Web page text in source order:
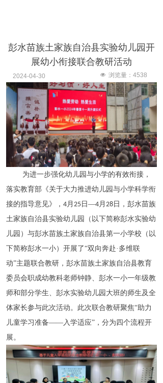
彭水苗族土家族自治县实验幼儿园开
展幼小衔接联合教研活动
2024-04-30 넶 浏览量： 4538
为进一步强化幼儿园与小学的有效衔接，
落实教育部《关于大力推进幼儿园与小学科学衔
接的指导意见》， 4月 25 日—4月 28 日，彭水苗族
土家族自治县实验幼儿园（以下简称彭水实验幼
儿园）与彭水苗族土家族自治县第一小学校（以
下简称彭水一小）开展了“双向奔赴·多维联
动”主题联合教研，彭水苗族土家族自治县教育
委员会职成幼教科老师钟静、彭水一小一年级教
师和部分学生、彭水实验幼儿园大班的师生及全
体家长参与此次活动。此次联合教研聚焦“助力
儿童学习准备——入学适应”，分为四个流程开
展。